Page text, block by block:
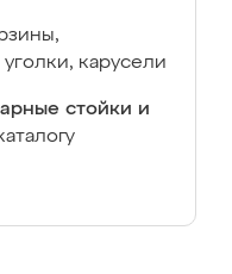
карусели
стойки и